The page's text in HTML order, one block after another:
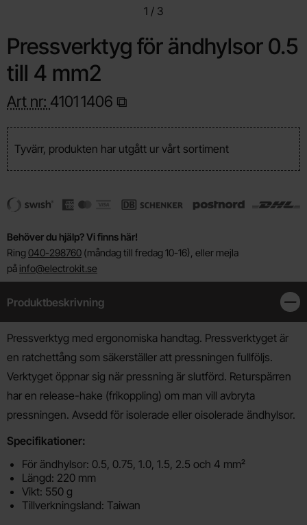
1 / 3
Pressverktyg för ändhylsor 0.5
till 4 mm2
Art nr: 41011406
Tyvärr, produkten har utgått ur vårt sortiment
Behöver du hjälp? Vi finns här!
Ring 040-298760 (måndag till fredag 10-16), eller mejla
på info@electrokit.se
Produktbeskrivning
Produktbeskrivning
Pressverktyg med ergonomiska handtag. Pressverktyget är
en ratchettång som säkerställer att pressningen fullföljs.
Verktyget öppnar sig när pressning är slutförd. Returspärren
har en release-hake (frikoppling) om man vill avbryta
pressningen. Avsedd för isolerade eller oisolerade ändhylsor.
Specifikationer:
För ändhylsor: 0.5, 0.75, 1.0, 1.5, 2.5 och 4 mm²
Längd: 220 mm
Vikt: 550 g
Tillverkningsland: Taiwan